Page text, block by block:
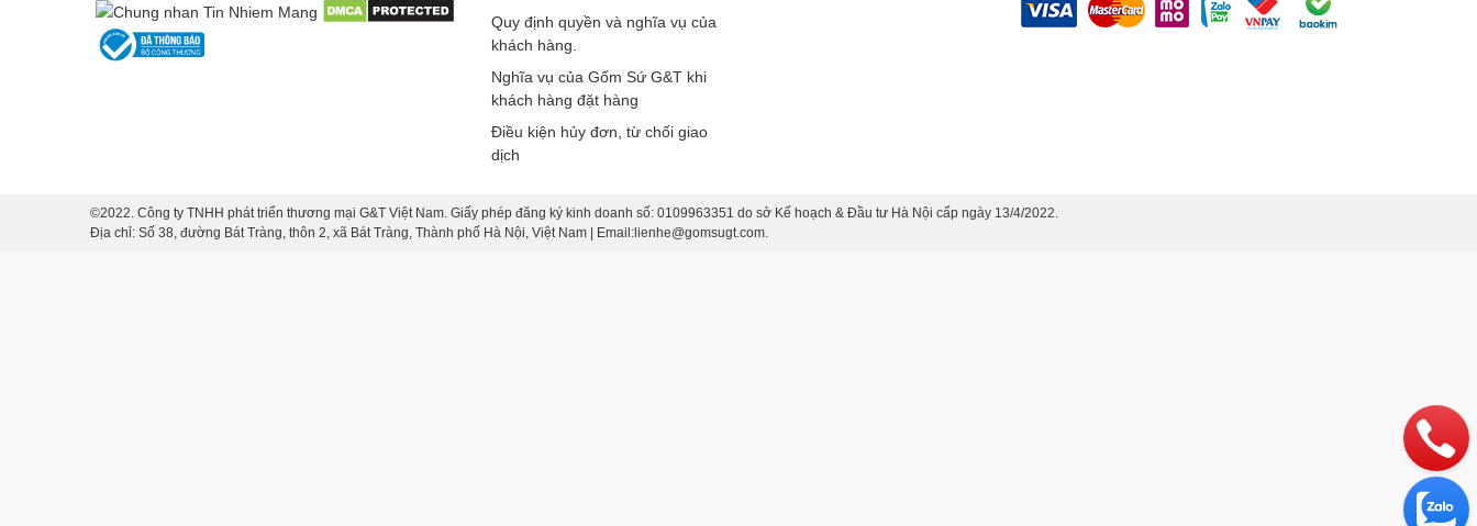
Bộ trà quả đào vẽ sen khay gỗ Bát Tràngnổi bật với thiết kế dáng quả đào tinh tế. Chế tác từ sứ cao
cấp, chúng bao gồm chén trà, ly trà, và đĩa trà được thiết kế để tôn vinh vẻ đẹp và ý nghĩa của trà truyền thống Nhật
Bản. Hình ảnh sen được vẽ tay trên từng chi tiết với sự tinh tế và tâm huyết, tạo nên một cảm giác tự nhiên và thanh
Quy định quyền và nghĩa vụ của
khách hàng.
Nghĩa vụ của Gốm Sứ G&T khi
khách hàng đặt hàng
Điều kiện hủy đơn, từ chối giao
dịch
©2022. Công ty TNHH phát triển thương mại G&T Việt Nam. Giấy phép đăng ký kinh doanh số: 0109963351 do sở Kế hoạch & Đầu tư Hà Nội cấp ngày 13/4/2022.
Địa chỉ: Số 38, đường Bát Tràng, thôn 2, xã Bát Tràng, Thành phố Hà Nội, Việt Nam | Email:lienhe@gomsugt.com.